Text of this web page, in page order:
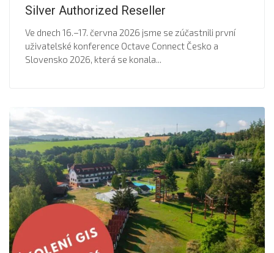
Silver Authorized Reseller
Ve dnech 16.–17. června 2026 jsme se zúčastnili první
uživatelské konference Octave Connect Česko a
Slovensko 2026, která se konala...